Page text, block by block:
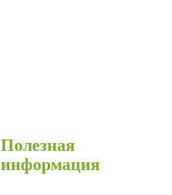
Полезная
информация